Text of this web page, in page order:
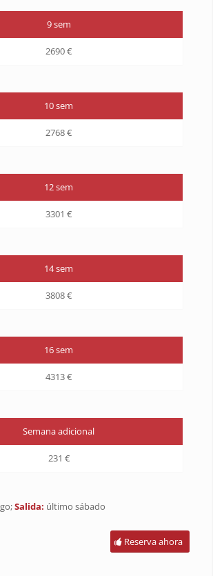
9 sem
2690 €
10 sem
2768 €
12 sem
3301 €
14 sem
3808 €
16 sem
4313 €
Semana adicional
231 €
Salida: último sábado
Reserva ahora